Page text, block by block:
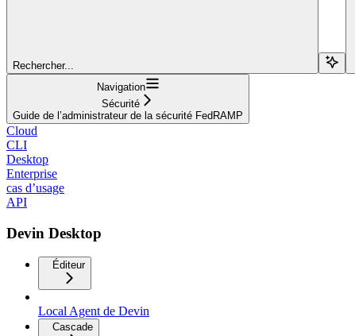
Rechercher...
Navigation
Sécurité
Guide de l’administrateur de la sécurité FedRAMP
Cloud
CLI
Desktop
Enterprise
cas d’usage
API
Devin Desktop
Éditeur
Local Agent de Devin
Cascade